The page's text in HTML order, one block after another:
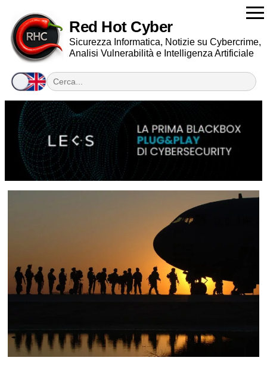
Red Hot Cyber
Sicurezza Informatica, Notizie su Cybercrime,
Analisi Vulnerabilità e Intelligenza Artificiale